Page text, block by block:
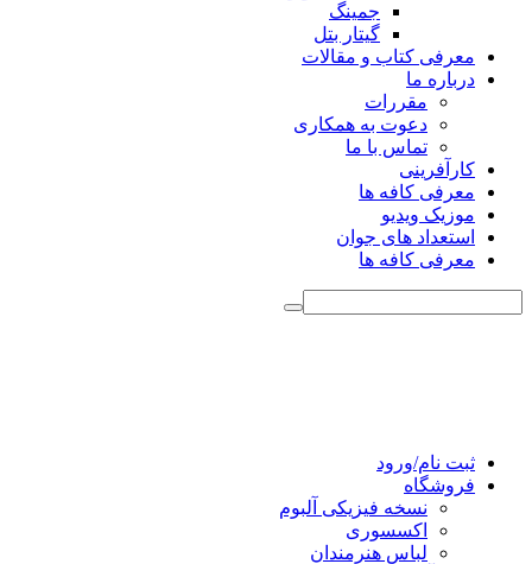
جمینگ
گیتار بتل
معرفی کتاب و مقالات
درباره ما
مقررات
دعوت به همکاری
تماس با ما
کارآفرینی
معرفی کافه ها
موزیک ویدیو
استعداد های جوان
معرفی کافه ها
ثبت نام/ورود
فروشگاه
نسخه فیزیکی آلبوم
اکسسوری
لباس هنرمندان